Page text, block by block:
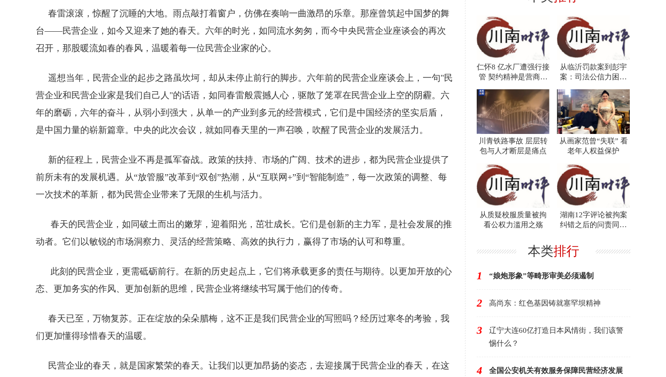
春雷滚滚，惊醒了沉睡的大地。雨点敲打着窗户，仿佛在奏响一曲激昂的乐章。那座曾筑起中国梦的舞
台——民营企业，如今又迎来了她的春天。六年的时光，如同流水匆匆，而今中央民营企业座谈会的再次
召开，那股暖流如春的春风，温暖着每一位民营企业家的心。
遥想当年，民营企业的起步之路虽坎坷，却从未停止前行的脚步。六年前的民营企业座谈会上，一句"民
营企业和民营企业家是我们自己人"的话语，如同春雷般震撼人心，驱散了笼罩在民营企业上空的阴霾。六
年的磨砺，六年的奋斗，从弱小到强大，从单一的产业到多元的经营模式，它们是中国经济的坚实后盾，
是中国力量的崭新篇章。中央的此次会议，就如同春天里的一声召唤，吹醒了民营企业的发展活力。
新的征程上，民营企业不再是孤军奋战。政策的扶持、市场的广阔、技术的进步，都为民营企业提供了
前所未有的发展机遇。从“放管服”改革到“双创”热潮，从“互联网+”到“智能制造”，每一次政策的调整、每
一次技术的革新，都为民营企业带来了无限的生机与活力。
春天的民营企业，如同破土而出的嫩芽，迎着阳光，茁壮成长。它们是创新的主力军，是社会发展的推
动者。它们以敏锐的市场洞察力、灵活的经营策略、高效的执行力，赢得了市场的认可和尊重。
此刻的民营企业，更需砥砺前行。在新的历史起点上，它们将承载更多的责任与期待。以更加开放的心
态、更加务实的作风、更加创新的思维，民营企业将继续书写属于他们的传奇。
春天已至，万物复苏。正在绽放的朵朵腊梅，这不正是我们民营企业的写照吗？经历过寒冬的考验，我
们更加懂得珍惜春天的温暖。
民营企业的春天，就是国家繁荣的春天。让我们以更加昂扬的姿态，去迎接属于民营企业的春天，在这
仁怀8 亿水厂遭强行接
管 契约精神是营商环
从临沂罚款案到彭宇
案：司法公信力困境
川青铁路事故 层层转
包与人才断层是痛点
从画家范曾“失联” 看
老年人权益保护
从质疑校服质量被拘
看公权力滥用之殇
湖南12字评论被拘案
纠错之后的问责同样
本类排行
1 “娘炮形象”等畸形审美必须遏制
2 高尚东：红色基因铸就塞罕坝精神
3
辽宁大连60亿打造日本风情街，我们该警
惕什么？
4 全国公安机关有效服务保障民营经济发展